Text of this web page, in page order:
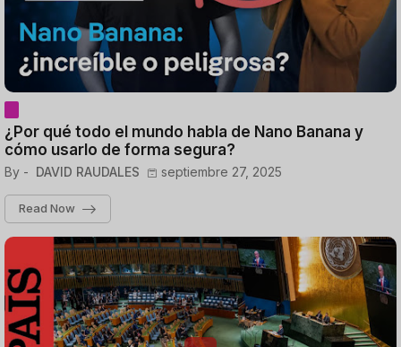
¿Por qué todo el mundo habla de Nano Banana y
cómo usarlo de forma segura?
By - DAVID RAUDALES septiembre 27, 2025
Read Now